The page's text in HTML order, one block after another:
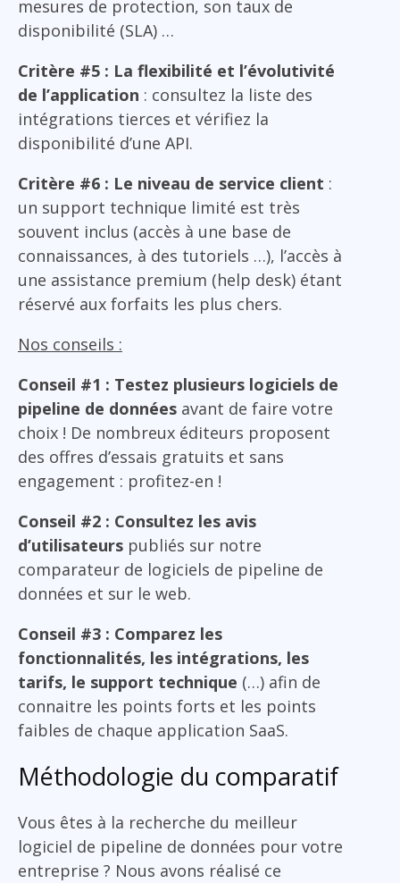
mesures de protection, son taux de
disponibilité (SLA) …
Critère #5 : La flexibilité et l’évolutivité
de l’application : consultez la liste des
intégrations tierces et vérifiez la
disponibilité d’une API.
Critère #6 : Le niveau de service client :
un support technique limité est très
souvent inclus (accès à une base de
connaissances, à des tutoriels …), l’accès à
une assistance premium (help desk) étant
réservé aux forfaits les plus chers.
Nos conseils :
Conseil #1 : Testez plusieurs logiciels de
pipeline de données avant de faire votre
choix ! De nombreux éditeurs proposent
des offres d’essais gratuits et sans
engagement : profitez-en !
Conseil #2 : Consultez les avis
d’utilisateurs publiés sur notre
comparateur de logiciels de pipeline de
données et sur le web.
Conseil #3 : Comparez les
fonctionnalités, les intégrations, les
tarifs, le support technique (…) afin de
connaitre les points forts et les points
faibles de chaque application SaaS.
Méthodologie du comparatif
Vous êtes à la recherche du meilleur
logiciel de pipeline de données pour votre
entreprise ? Nous avons réalisé ce